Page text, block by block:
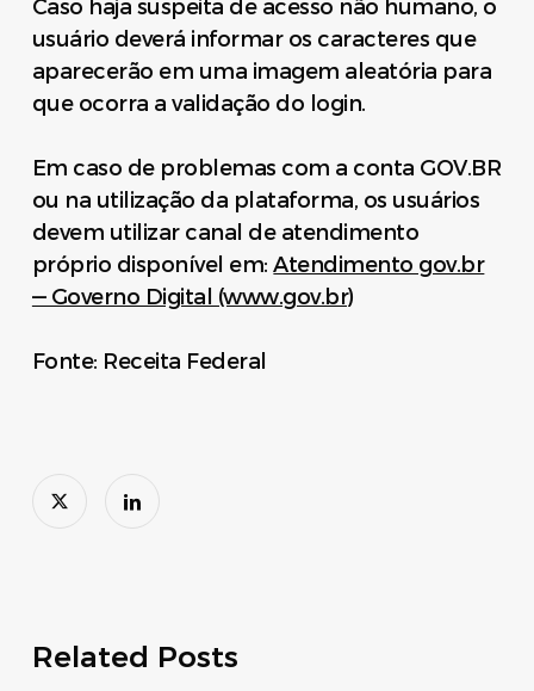
Caso haja suspeita de acesso não humano, o
usuário deverá informar os caracteres que
aparecerão em uma imagem aleatória para
que ocorra a validação do login.
Em caso de problemas com a conta GOV.BR
ou na utilização da plataforma, os usuários
devem utilizar canal de atendimento
próprio disponível em:Atendimento gov.br
— Governo Digital (www.gov.br)
Fonte: Receita Federal
Related Posts